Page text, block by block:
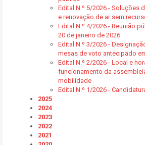
Edital N.º 5/2026 - Soluções
e renovação de ar sem
Edital N.º 4/2026 - Reunião
20 de janeiro de 2026
Edital N.º 3/2026 -
mesas de voto antecipado
Edital N.º 2/2026 - Local e
funcionamento da
mobilidade
Edital N.º 1/2026 -
2025
2024
2023
2022
2021